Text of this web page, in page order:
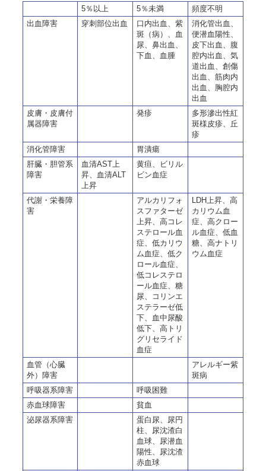
5％以上 5％未満
頻度不明
出血障害
穿刺部位出血
口内出血、紫
斑（病）、血
尿、鼻出血、
下血、血腫
消化管出血、
便潜血陽性、
皮下出血、腹
腔内出血、気
道出血、創傷
出血、筋肉内
出血、胸腔内
出血
皮膚・皮膚付
属器障害
発疹
多形滲出性紅
斑様皮疹、丘
疹
消化管障害
胃潰瘍
肝臓・胆管系
障害
血清AST上
昇、血清ALT
上昇
黄疸、ビリル
ビン血症
代謝・栄養障
害
アルカリフォ
スファターゼ
上昇、高コレ
ステロール血
症、低カリウ
ム血症、低ク
ロール血症、
低コレステロ
ール血症、糖
尿、コリンエ
ステラーゼ低
下、血中尿酸
低下、高トリ
グリセライド
血症
LDH上昇、高
カリウム血
症、高クロー
ル血症、低血
糖、高ナトリ
ウム血症
血管（心臓
外）障害
アレルギー紫
斑病
呼吸器系障害
呼吸困難
赤血球障害
貧血
泌尿器系障害
蛋白尿、尿円
柱、尿沈渣白
血球、尿潜血
陽性、尿沈渣
赤血球